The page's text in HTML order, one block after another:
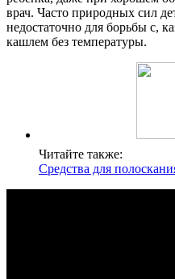
врач. Часто природных сил
недостаточно для борьбы с,
кашлем без температуры.
Читайте также:
Средства для